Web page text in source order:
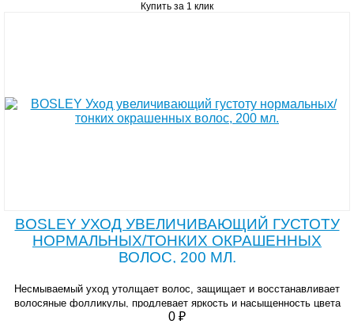
Купить за 1 клик
BOSLEY УХОД УВЕЛИЧИВАЮЩИЙ ГУСТОТУ
НОРМАЛЬНЫХ/ТОНКИХ ОКРАШЕННЫХ
ВОЛОС, 200 МЛ.
Несмываемый уход утолщает волос, защищает и восстанавливает
волосяные фолликулы, продлевает яркость и насыщенность цвета
окрашенных волос, препятствует воздействию ДГТ.
0 ₽